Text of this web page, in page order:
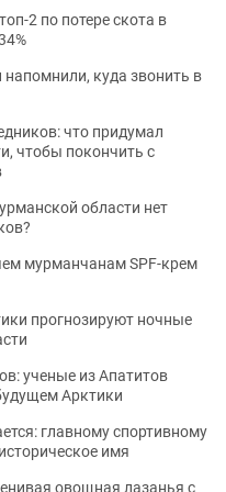
2 по потере скота в
куда звонить в
что придумал
чтобы покончить с
области нет
мурманчанам SPF-крем
прогнозируют ночные
ученые из Апатитов
Арктики
главному спортивному
имя
овощная лазанья с